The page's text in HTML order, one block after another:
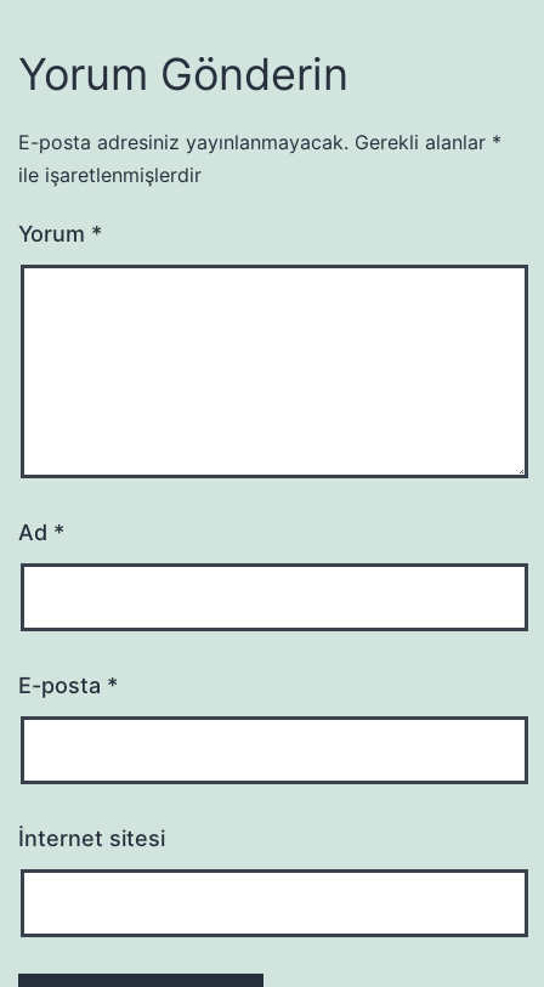
Yorum Gönderin
E-posta adresiniz yayınlanmayacak. Gerekli alanlar *
ile işaretlenmişlerdir
Yorum *
Ad *
E-posta *
İnternet sitesi